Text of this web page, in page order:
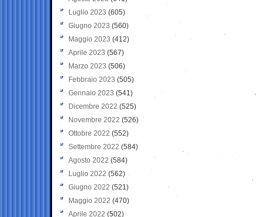
Luglio 2023 (605)
Giugno 2023 (560)
Maggio 2023 (412)
Aprile 2023 (567)
Marzo 2023 (506)
Febbraio 2023 (505)
Gennaio 2023 (541)
Dicembre 2022 (525)
Novembre 2022 (526)
Ottobre 2022 (552)
Settembre 2022 (584)
Agosto 2022 (584)
Luglio 2022 (562)
Giugno 2022 (521)
Maggio 2022 (470)
Aprile 2022 (502)